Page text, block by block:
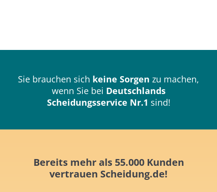
Sie brauchen sich keine Sorgen zu machen,
wenn Sie bei Deutschlands
Scheidungsservice Nr.1 sind!
Bereits mehr als 55.000 Kunden
vertrauen Scheidung.de!